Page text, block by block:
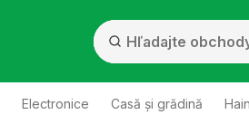
Electronice Casă și grădină